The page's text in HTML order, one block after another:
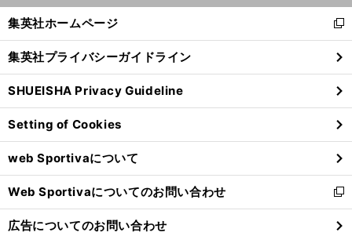
閉
る
集英社ホームページ
新
し
い
ウ
ィ
ン
ド
ウ
で
開
く
集英社プライバシーガイドライン
SHUEISHA Privacy Guideline
Setting of Cookies
web Sportivaについて
Web Sportivaについてのお問い合わせ
新
し
い
広告についてのお問い合わせ